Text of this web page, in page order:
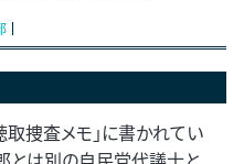
取捜査メモ」に書かれてい